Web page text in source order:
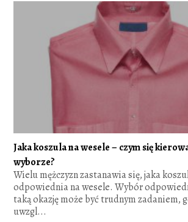
Jaka koszula na wesele – czym się
wyborze?
Wielu mężczyzn zastanawia się, jaka
odpowiednia na wesele. Wybór
taką okazję może być trudnym zadaniem,
uwzgl...